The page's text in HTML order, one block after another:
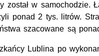
został w samochodzie.
ponad 2 tys. litrów.
szacowane są
Lublina po